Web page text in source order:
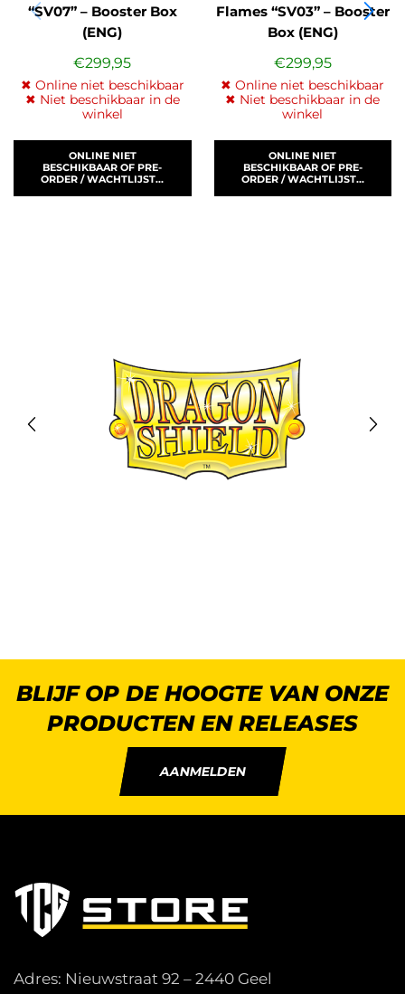
“SV07” – Booster Box
(ENG)
€299,95
✖ Online niet beschikbaar
✖ Niet beschikbaar in de
winkel
ONLINE NIET
BESCHIKBAAR OF PRE-
ORDER / WACHTLIJST...
Flames “SV03” – Booster
Box (ENG)
€299,95
✖ Online niet beschikbaar
✖ Niet beschikbaar in de
winkel
ONLINE NIET
BESCHIKBAAR OF PRE-
ORDER / WACHTLIJST...
BLIJF OP DE HOOGTE VAN ONZE
PRODUCTEN EN RELEASES
AANMELDEN
Adres: Nieuwstraat 92 – 2440 Geel